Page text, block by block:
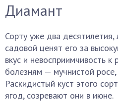
Диамант
Сорту уже два
садовой ценят его за
вкус и невосприимчивость к
болезням — мучнистой росе,
Раскидистый куст этого
ягод, созревают они в июне.